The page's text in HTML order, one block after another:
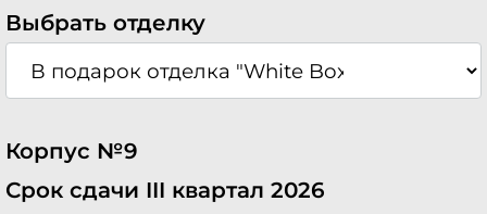
Выбрать отделку
Корпус №9
Срок сдачи III квартал 2026